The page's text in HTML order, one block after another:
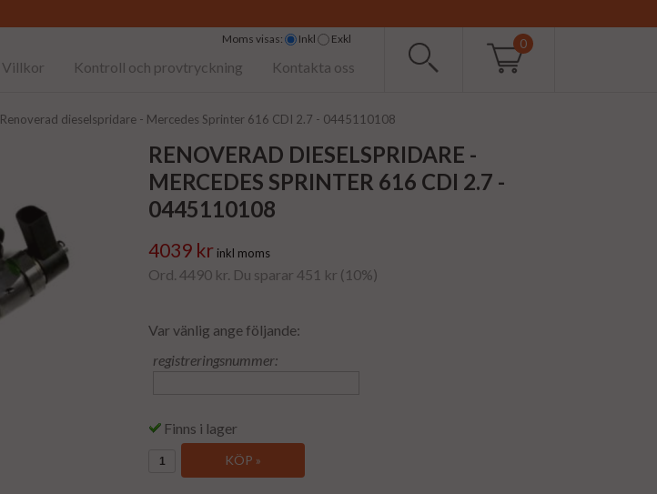
0
Moms visas: Inkl Exkl
Villkor Kontroll och provtryckning Kontakta oss
Renoverad dieselspridare - Mercedes Sprinter 616 CDI 2.7 - 0445110108
RENOVERAD DIESELSPRIDARE -
MERCEDES SPRINTER 616 CDI 2.7 -
0445110108
4039 kr inkl moms
Ord. 4490 kr. Du sparar 451 kr (10%)
Var vänlig ange följande:
registreringsnummer:
Finns i lager
KÖP »